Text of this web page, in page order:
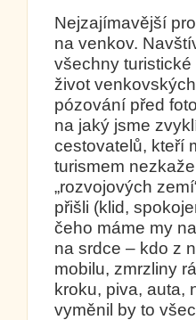
Nejzajímavější
na venkov.
všechny
život
pózování před
na jaký jsme
cestovatelů, kteří
turismem
„rozvojových
přišli (klid,
čeho máme my
na srdce – kdo z
mobilu, zmrzliny
kroku, piva, auta,
vyměnil by to